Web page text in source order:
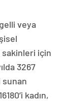
veya
sakinleri için
3267
sunan
kadın,